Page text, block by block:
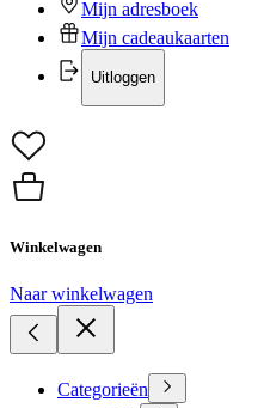
Mijn adresboek
Mijn cadeaukaarten
Uitloggen
Winkelwagen
Naar winkelwagen
Categorieën